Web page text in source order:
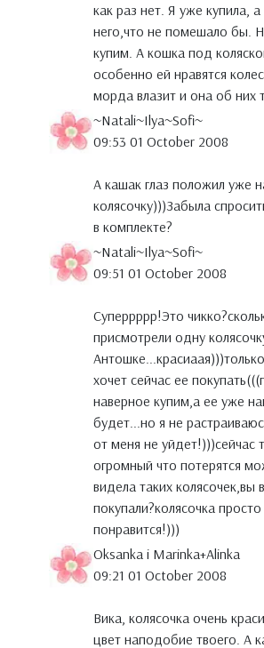
как раз нет. Я уже купила,
него,что не помешало бы.
купим. А кошка под
особенно ей нравятся
морда влазит и она об них
~Natali~Ilya~Sofi~
09:53 01 October 2008
А кашак глаз положил уже
колясочку)))Забыла
в комплекте?
~Natali~Ilya~Sofi~
09:51 01 October 2008
Суперрррр!Это
присмотрели одну
хочет сейчас ее
наверное купим,а ее уже
будет...но я не
от меня не уйдет!)))сейчас
огромный что потерятся
видела таких колясочек,вы
покупали?колясочка
понравится!)))
Oksanka i Marinka+Alinka
09:21 01 October 2008
Вика, колясочка очень
цвет наподобие твоего. А